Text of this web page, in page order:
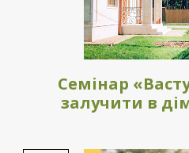
Семінар
залучити в